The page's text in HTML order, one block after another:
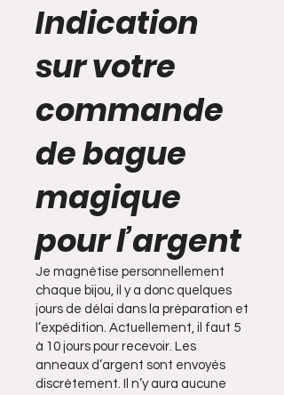
Indication
sur votre
commande
de bague
magique
pour l’argent
Je magnétise personnellement
chaque bijou, il y a donc quelques
jours de délai dans la préparation et
l’expédition. Actuellement, il faut 5
à 10 jours pour recevoir. Les
anneaux d’argent sont envoyés
discrètement. Il n’y aura aucune